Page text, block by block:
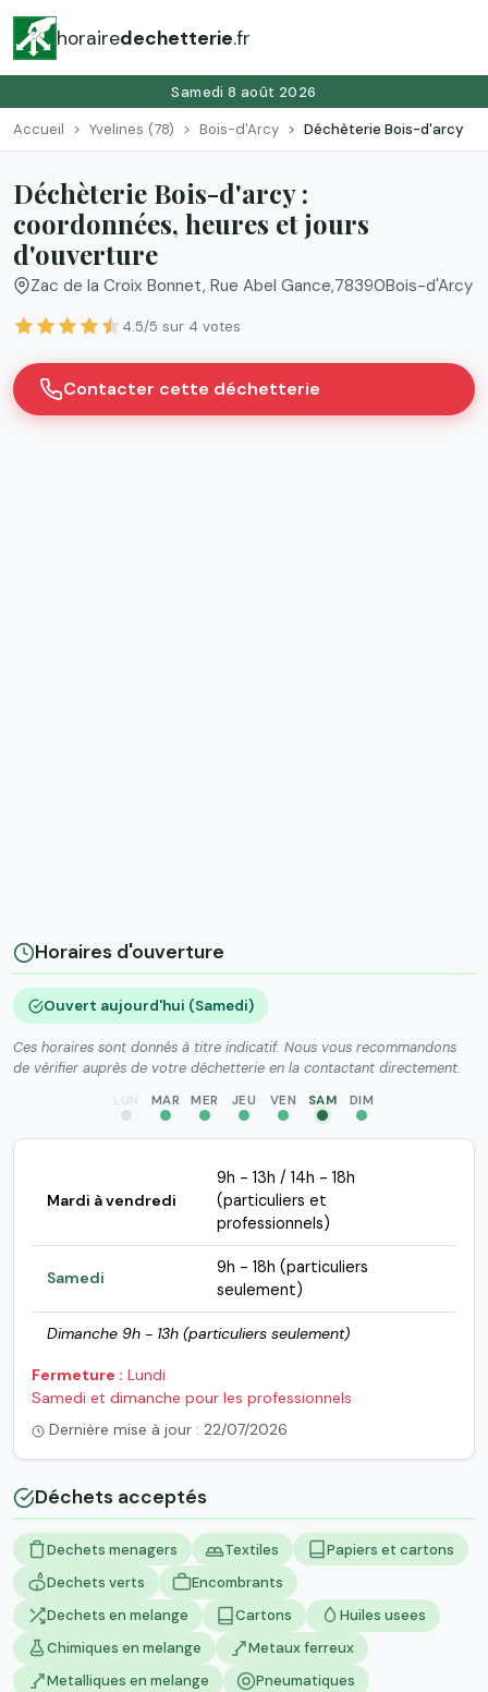
horairedechetterie.fr
Samedi 8 août 2026
Accueil Yvelines (78) Bois-d'Arcy Déchèterie Bois-d'arcy
Déchèterie Bois-d'arcy :
coordonnées, heures et jours
d'ouverture
Zac de la Croix Bonnet, Rue Abel Gance,78390Bois-d'Arcy
4.5/5 sur 4 votes
Contacter cette déchetterie
Horaires d'ouverture
Ouvert aujourd'hui (Samedi)
Ces horaires sont donnés à titre indicatif. Nous vous recommandons
de vérifier auprès de votre déchetterie en la contactant directement.
LUN MAR MER JEU VEN SAM DIM
Mardi à vendredi
9h - 13h / 14h - 18h
(particuliers et
professionnels)
Samedi
9h - 18h (particuliers
seulement)
Dimanche 9h - 13h (particuliers seulement)
Fermeture : Lundi
Samedi et dimanche pour les professionnels
Dernière mise à jour : 22/07/2026
Déchets acceptés
Dechets menagers Textiles
Papiers et cartons
Dechets verts
Encombrants
Dechets en melange
Cartons
Huiles usees
Chimiques en melange
Metaux ferreux
Metalliques en melange
Pneumatiques